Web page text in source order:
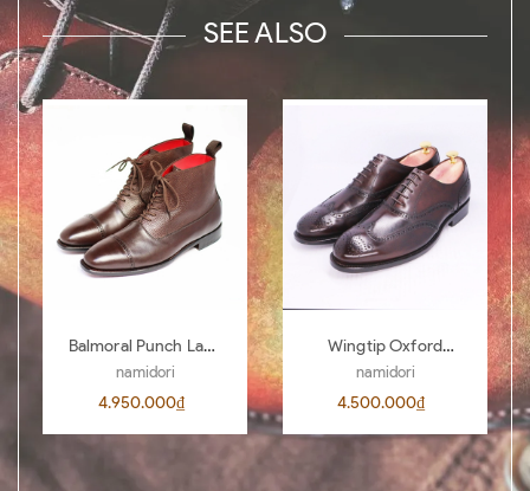
SEE ALSO
Balmoral Punch Lace
Boots BL04
namidori
4.950.000₫
Wingtip Oxford
AL00 D.Brown 442
namidori
4.500.000₫